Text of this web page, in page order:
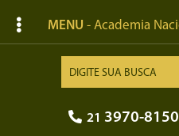
MENU - Academia
21 3970-8150